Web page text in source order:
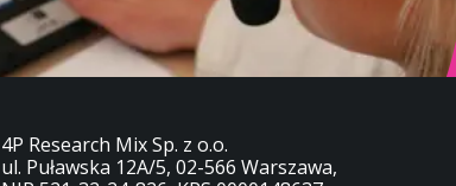
4P Research Mix Sp. z o.o.
ul. Puławska 12A/5, 02-566 Warszawa,